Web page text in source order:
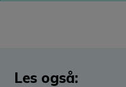
Les også: